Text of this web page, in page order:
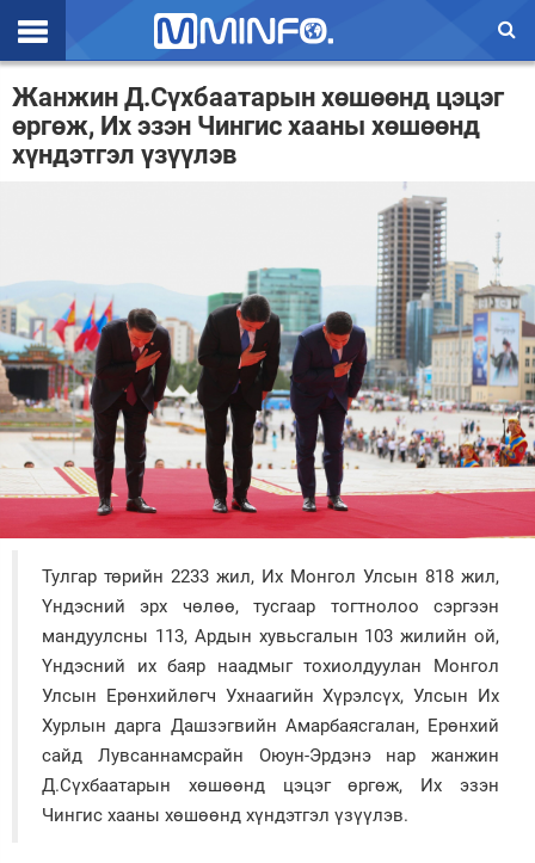
Эхлэл
Цаг агаар
Эдийн засаг
Үзэл бодол
Спорт
Нийгэм
Дэлхий
Энтертайнмэнт
Зурхай
Жанжин Д.Сүхбаатарын хөшөөнд цэцэг
өргөж, Их эзэн Чингис хааны хөшөөнд
хүндэтгэл үзүүлэв
Тулгар төрийн 2233 жил, Их Монгол Улсын 818 жил,
Үндэсний эрх чөлөө, тусгаар тогтнолоо сэргээн
мандуулсны 113, Ардын хувьсгалын 103 жилийн ой,
Үндэсний их баяр наадмыг тохиолдуулан Монгол
Улсын Ерөнхийлөгч Ухнаагийн Хүрэлсүх, Улсын Их
Хурлын дарга Дашзэгвийн Амарбаясгалан, Ерөнхий
сайд Лувсаннамсрайн Оюун-Эрдэнэ нар жанжин
Д.Сүхбаатарын хөшөөнд цэцэг өргөж, Их эзэн
Чингис хааны хөшөөнд хүндэтгэл үзүүлэв.